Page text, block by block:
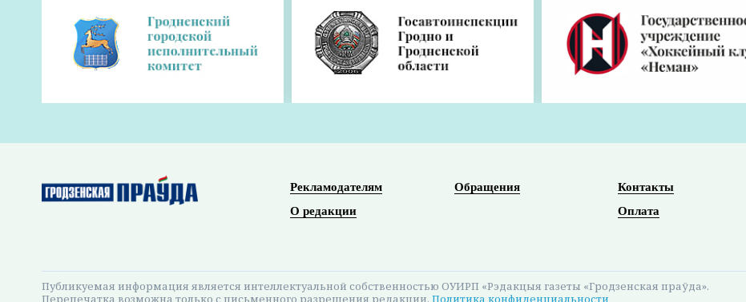
На заседании облисполкома, которое состоялось под руководством главы региона Юрия Караева,
обсудили темы, которые касаются комфорта жителей и развития сельского хозяйства области:
благоустройство, жилищно-коммунальную сферу и кадровое обеспечение аграрных предприятий.
благоприятная среда» в 2026 году. Речь шла о благоустройстве населенных пунктов, ремонте дорог,
жилого фонда и развитии коммунальной инфраструктуры.
комфорте и качестве жизни. Поэтому модернизация коммунальной инфраструктуры, благоустройство и
создание комфортной среды должны оставаться в числе приоритетных задач,– подчеркнул председатель